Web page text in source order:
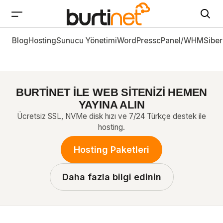
DirectAdmin Özel NS Adresi
BlogHostingSunucu YönetimiWordPresscPanel/WHM
BURTİNET İLE WEB SİTENİZİ HEMEN
YAYINA ALIN
Ücretsiz SSL, NVMe disk hızı ve 7/24 Türkçe destek ile
hosting.
Hosting Paketleri
Daha fazla bilgi edinin